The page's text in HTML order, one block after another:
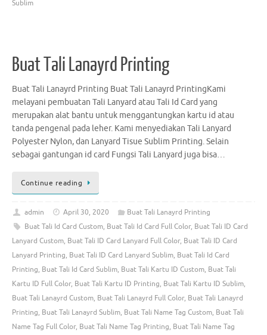
Sublim
Buat Tali Lanayrd Printing
Buat Tali Lanayrd Printing Buat Tali Lanayrd PrintingKami
melayani pembuatan Tali Lanyard atau Tali Id Card yang
merupakan alat bantu untuk menggantungkan kartu id atau
tanda pengenal pada leher. Kami menyediakan Tali Lanyard
Polyester Nylon, dan Lanyard Tisue Sublim Printing. Selain
sebagai gantungan id card Fungsi Tali Lanyard juga bisa…
Continue reading
admin April 30, 2020
Buat Tali Lanayrd Printing
Buat Tali Id Card Custom, Buat Tali Id Card Full Color, Buat Tali ID Card
Lanyard Custom, Buat Tali ID Card Lanyard Full Color, Buat Tali ID Card
Lanyard Printing, Buat Tali ID Card Lanyard Sublim, Buat Tali Id Card
Printing, Buat Tali Id Card Sublim, Buat Tali Kartu ID Custom, Buat Tali
Kartu ID Full Color, Buat Tali Kartu ID Printing, Buat Tali Kartu ID Sublim,
Buat Tali Lanayrd Custom, Buat Tali Lanayrd Full Color, Buat Tali Lanayrd
Printing, Buat Tali Lanayrd Sublim, Buat Tali Name Tag Custom, Buat Tali
Name Tag Full Color, Buat Tali Name Tag Printing, Buat Tali Name Tag